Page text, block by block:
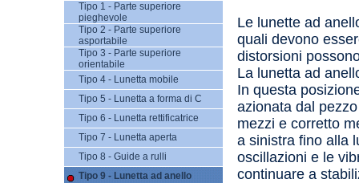
Tipo 1 - Parte superiore
pieghevole
Tipo 2 - Parte superiore
asportabile
Tipo 3 - Parte superiore
orientabile
Tipo 4 - Lunetta mobile
Tipo 5 - Lunetta a forma di C
Tipo 6 - Lunetta rettificatrice
Tipo 7 - Lunetta aperta
Tipo 8 - Guide a rulli
Tipo 9 - Lunetta ad anello
Le lunette ad
quali devono
distorsioni
La lunetta ad
In questa
azionata dal
mezzi e corretto
a sinistra fino alla
oscillazioni e le
continuare a